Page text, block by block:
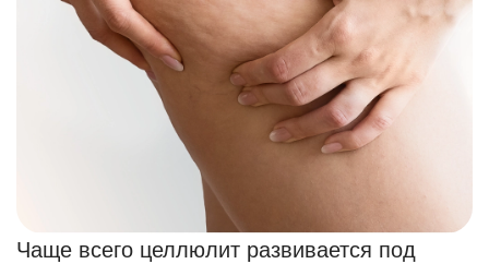
Чаще всего целлюлит развивается под